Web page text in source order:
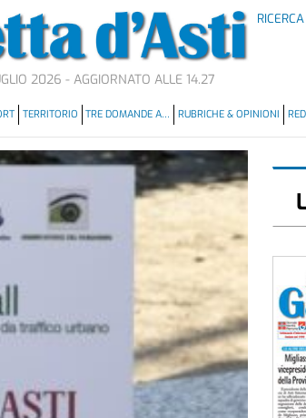
2026 - AGGIORNATO ALLE 14.27
TERRITORIO TRE DOMANDE A… RUBRICHE & OPINIONI